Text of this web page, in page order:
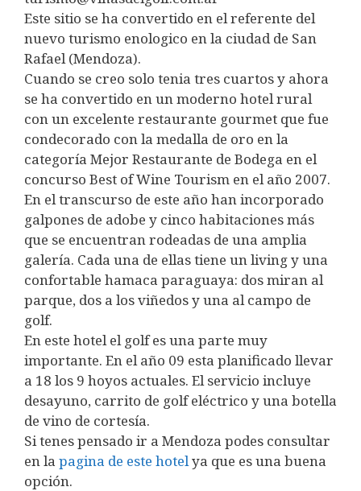
Este sitio se ha convertido en el referente del
nuevo turismo enologico en la ciudad de San
Rafael (Mendoza).
Cuando se creo solo tenia tres cuartos y ahora
se ha convertido en un moderno hotel rural
con un excelente restaurante gourmet que fue
condecorado con la medalla de oro en la
categoría Mejor Restaurante de Bodega en el
concurso Best of Wine Tourism en el año 2007.
En el transcurso de este año han incorporado
galpones de adobe y cinco habitaciones más
que se encuentran rodeadas de una amplia
galería. Cada una de ellas tiene un living y una
confortable hamaca paraguaya: dos miran al
parque, dos a los viñedos y una al campo de
golf.
En este hotel el golf es una parte muy
importante. En el año 09 esta planificado llevar
a 18 los 9 hoyos actuales. El servicio incluye
desayuno, carrito de golf eléctrico y una botella
de vino de cortesía.
Si tenes pensado ir a Mendoza podes consultar
en la pagina de este hotelya que es una buena
opción.